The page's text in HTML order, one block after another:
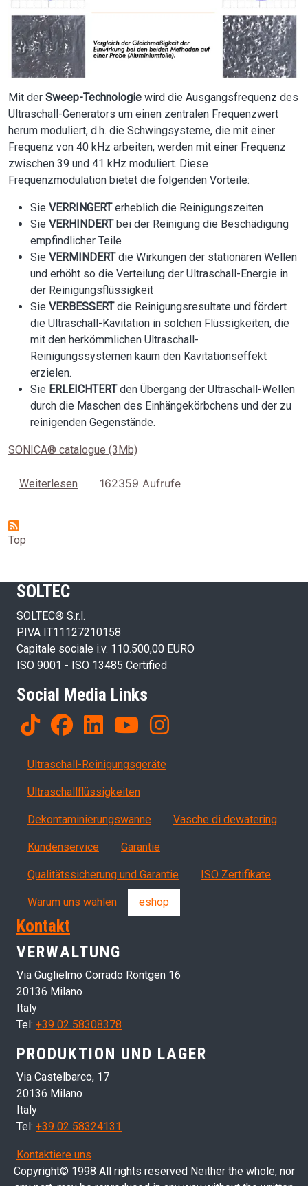
Mit der Sweep-Technologie wird die Ausgangsfrequenz des
Ultraschall-Generators um einen zentralen Frequenzwert
herum moduliert, d.h. die Schwingsysteme, die mit einer
Frequenz von 40 kHz arbeiten, werden mit einer Frequenz
zwischen 39 und 41 kHz moduliert. Diese
Frequenzmodulation bietet die folgenden Vorteile:
Sie VERRINGERTerheblich die Reinigungszeiten
Sie VERHINDERTbei der Reinigung die Beschädigung
empfindlicher Teile
Sie VERMINDERTdie Wirkungen der stationären Wellen
und erhöht so die Verteilung der Ultraschall-Energie in
der Reinigungsflüssigkeit
Sie VERBESSERTdie Reinigungsresultate und fördert
die Ultraschall-Kavitation in solchen Flüssigkeiten, die
mit den herkömmlichen Ultraschall-
Reinigungssystemen kaum den Kavitationseffekt
erzielen.
Sie ERLEICHTERTden Übergang der Ultraschall-Wellen
durch die Maschen des Einhängekörbchens und der zu
reinigenden Gegenstände.
SONICA® catalogue (3Mb)
Weiterlesen über Die Sweep-System-Technologie
162359 Aufrufe
Top
SOLTEC
SOLTEC® S.r.l.
P.IVA IT11127210158
Capitale sociale i.v. 110.500,00 EURO
ISO 9001 - ISO 13485 Certified
Social Media Links
Products
Ultraschall-Reinigungsgeräte
Ultraschallflüssigkeiten
Dekontaminierungswanne Vasche di dewatering
Servizi, garanzia, QA
Kundenservice Garantie
Qualitätssicherung und Garantie ISO Zertifikate
Warum uns wählen eshop
Kontakt
VERWALTUNG
Via Guglielmo Corrado Röntgen 16
20136 Milano
Italy
Tel: +39 02 58308378
PRODUKTION UND LAGER
Via Castelbarco, 17
20136 Milano
Italy
Tel: +39 02 58324131
Kontaktiere uns
Copyright© 1998 All rights reserved Neither the whole, nor